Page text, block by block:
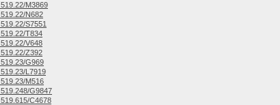
519.22/M3869
519.22/N682
519.22/S7551
519.22/T834
519.22/V648
519.22/Z392
519.23/G969
519.23/L7919
519.23/M516
519.248/G9847
519.615/C4678